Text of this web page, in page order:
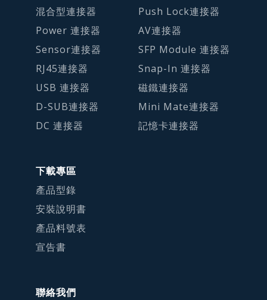
混合型連接器
Power 連接器
Sensor連接器
RJ45連接器
USB 連接器
D-SUB連接器
DC 連接器
Push Lock連接器
AV連接器
SFP Module 連接器
Snap-In 連接器
磁鐵連接器
Mini Mate連接器
記憶卡連接器
下載專區
產品型錄
安裝說明書
產品料號表
宣告書
聯絡我們